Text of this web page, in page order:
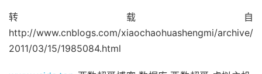
转载自
http://www.cnblogs.com/xiaochaohuashengmi/archive/
2011/03/15/1985084.html